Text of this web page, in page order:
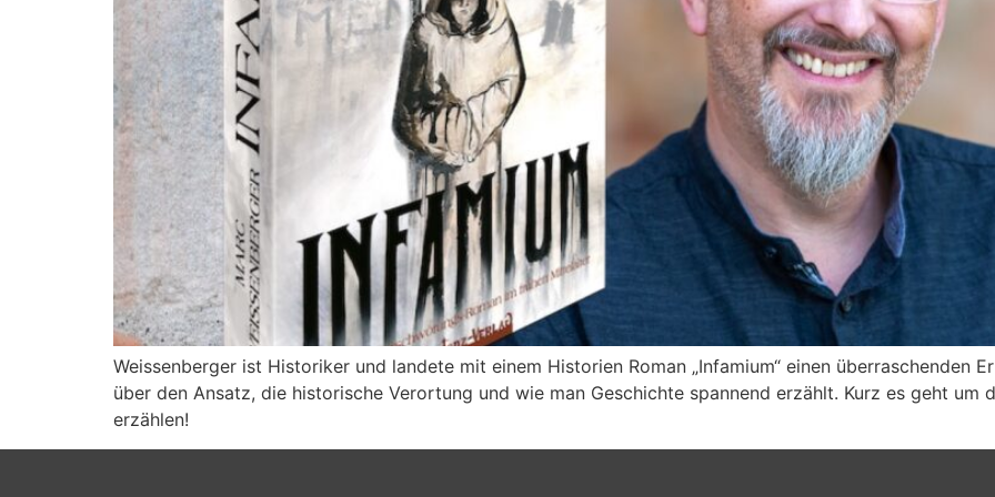
Weissenberger ist Historiker und landete mit einem Historien Roman „Infamium“ einen überraschenden
über den Ansatz, die historische Verortung und wie man Geschichte spannend erzählt. Kurz es geht um
erzählen!